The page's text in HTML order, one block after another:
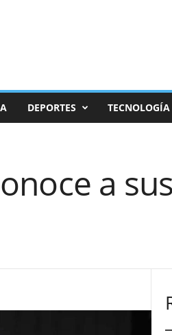
DEPORTES TECNOLOGÍA
a